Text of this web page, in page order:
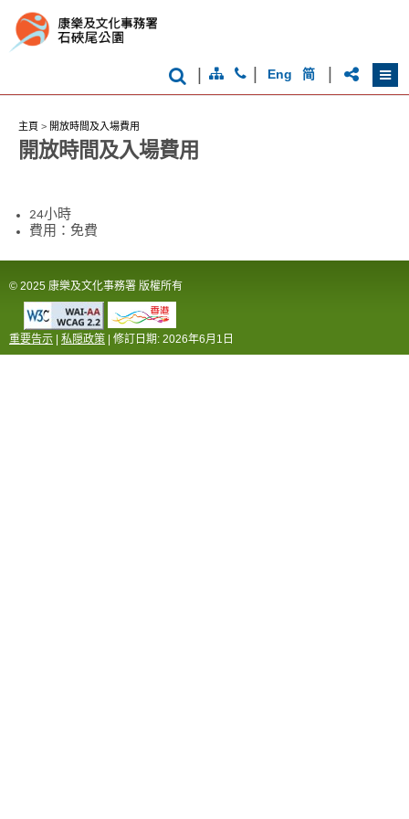
Eng 简
主頁 > 開放時間及入場費用
開放時間及入場費用
24小時
費用：免費
© 2025 康樂及文化事務署 版權所有
重要告示 | 私隠政策 | 修訂日期: 2026年6月1日